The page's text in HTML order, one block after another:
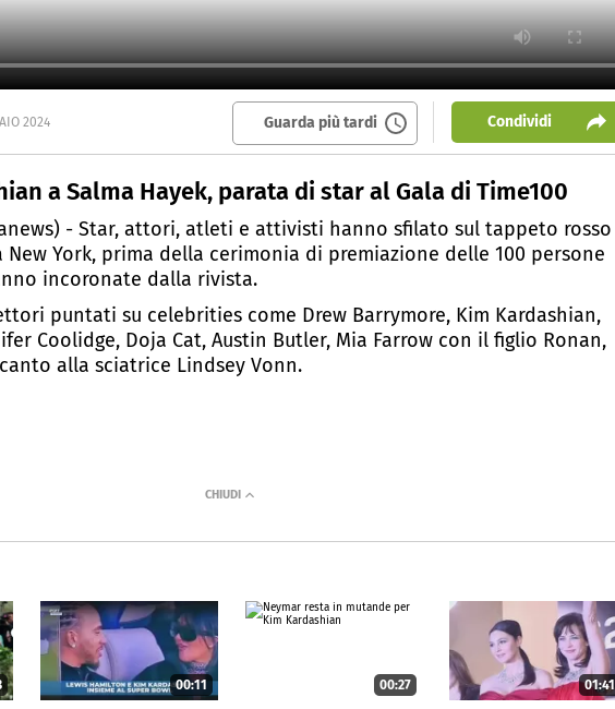
2024 Guarda più tardi Condividi
a Salma Hayek, parata di star al Gala di Time100
- Star, attori, atleti e attivisti hanno sfilato sul tappeto rosso
New York, prima della cerimonia di premiazione delle 100 persone
incoronate dalla rivista.
puntati su celebrities come Drew Barrymore, Kim Kardashian,
Coolidge, Doja Cat, Austin Butler, Mia Farrow con il figlio Ronan,
alla sciatrice Lindsey Vonn.
00:11 00:27 01:41